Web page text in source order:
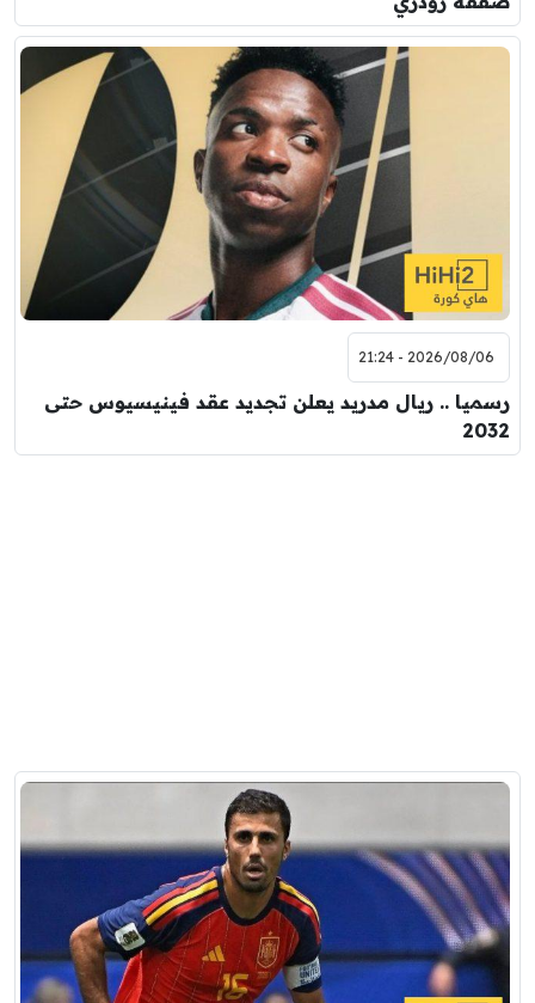
2026/08/06 - 21:24
رسميا .. ريال مدريد يعلن تجديد عقد فينيسيوس حتى
2032